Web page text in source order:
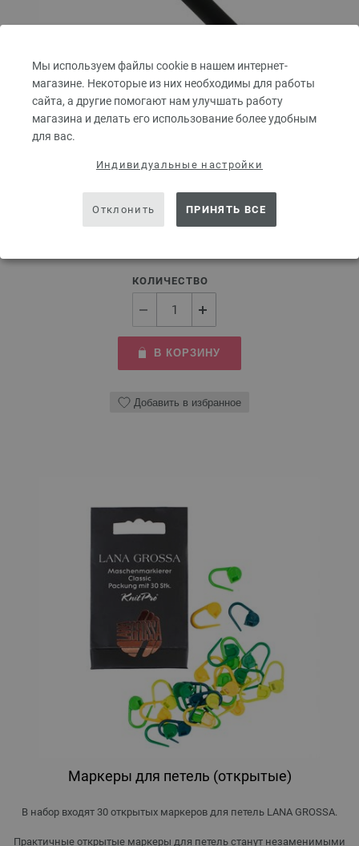
Мы используем файлы cookie в нашем интернет-
магазине. Некоторые из них необходимы для работы
сайта, а другие помогают нам улучшать работу
магазина и делать его использование более удобным
для вас.
Индивидуальные настройки
Отклонить ПРИНЯТЬ ВСЕ
Крючок алюминиевый с мягкой ручкой № 3,5
Алюминиевый крючок LANA GROSSA с мягкой ручкой.
Размер крючка — 3,5 мм, длина — 15 см.
КОЛИЧЕСТВО
В КОРЗИНУ
Добавить в избранное
Маркеры для петель (открытые)
В набор входят 30 открытых маркеров для петель LANA GROSSA.
Практичные открытые маркеры для петель станут незаменимыми